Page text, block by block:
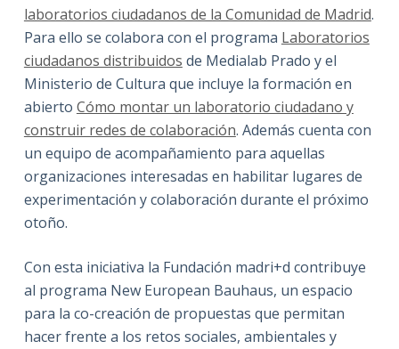
laboratorios ciudadanos de la Comunidad de Madrid.
Para ello se colabora con el programa Laboratorios
ciudadanos distribuidos de Medialab Prado y el
Ministerio de Cultura que incluye la formación en
abierto Cómo montar un laboratorio ciudadano y
construir redes de colaboración. Además cuenta con
un equipo de acompañamiento para aquellas
organizaciones interesadas en habilitar lugares de
experimentación y colaboración durante el próximo
otoño.
Con esta iniciativa la Fundación madri+d contribuye
al programa New European Bauhaus, un espacio
para la co-creación de propuestas que permitan
hacer frente a los retos sociales, ambientales y